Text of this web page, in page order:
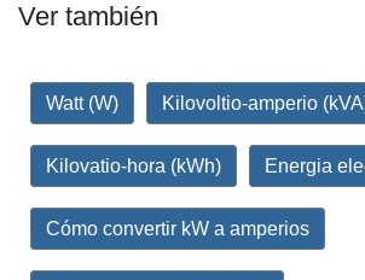
Ver también
Watt (W) Kilovoltio-amperio
Kilovatio-hora (kWh) Energia
Cómo convertir kW a amperios